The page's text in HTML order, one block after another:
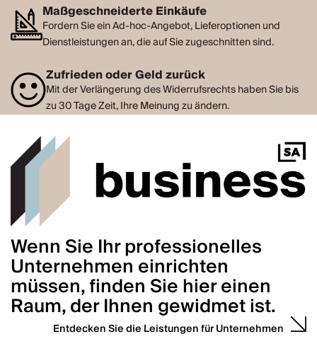
Maßgeschneiderte Einkäufe
Fordern Sie ein Ad-hoc-Angebot, Lieferoptionen und
Dienstleistungen an, die auf Sie zugeschnitten sind.
Zufrieden oder Geld zurück
Mit der Verlängerung des Widerrufsrechts haben Sie bis
zu 30 Tage Zeit, Ihre Meinung zu ändern.
Wenn Sie Ihr professionelles
Unternehmen einrichten
müssen, finden Sie hier einen
Raum, der Ihnen gewidmet ist.
Entdecken Sie die Leistungen für Unternehmen